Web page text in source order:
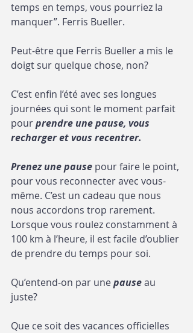
temps en temps, vous pourriez la
manquer”. Ferris Bueller.
Peut-être que Ferris Bueller a mis le
doigt sur quelque chose, non?
C’est enfin l’été avec ses longues
journées qui sont le moment parfait
pour prendre une pause, vous
recharger et vous recentrer.
Prenez une pause pour faire le point,
pour vous reconnecter avec vous-
même. C’est un cadeau que nous
nous accordons trop rarement.
Lorsque vous roulez constamment à
100 km à l’heure, il est facile d’oublier
de prendre du temps pour soi.
Qu’entend-on par une pause au
juste?
Que ce soit des vacances officielles